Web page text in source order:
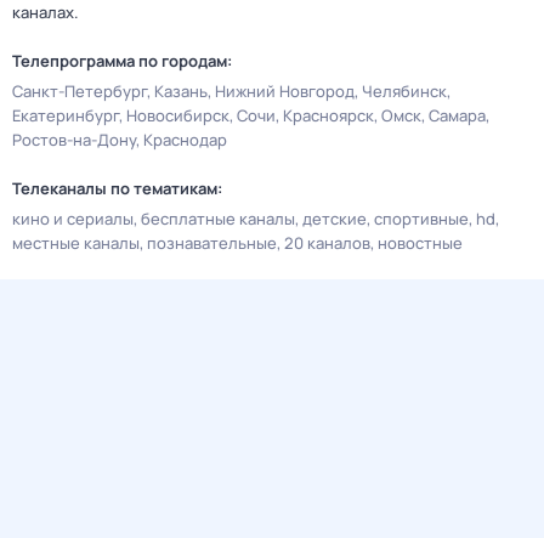
каналах.
Телепрограмма по городам:
Санкт-Петербург Казань Нижний Новгород Челябинск
Екатеринбург Новосибирск Сочи Красноярск Омск Самара
Ростов-на-Дону Краснодар
Телеканалы по тематикам:
кино и сериалы бесплатные каналы детские спортивные hd
местные каналы познавательные 20 каналов новостные